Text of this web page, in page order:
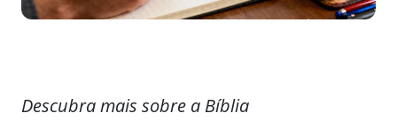
Descubra mais sobre a Bíblia